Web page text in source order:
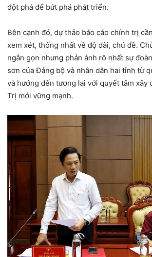
đột phá để bứt phá phát triển.
Bên cạnh đó, dự thảo báo cáo chính trị
xem xét, thống nhất về độ dài, chủ đề.
ngắn gọn nhưng phản ánh rõ nhất sự
sơn của Đảng bộ và nhân dân hai tỉnh từ
và hướng đến tương lai với quyết tâm xây
Trị mới vững mạnh.